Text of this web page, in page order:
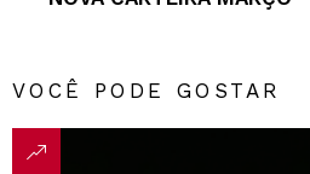
VOCÊ PODE GOSTAR